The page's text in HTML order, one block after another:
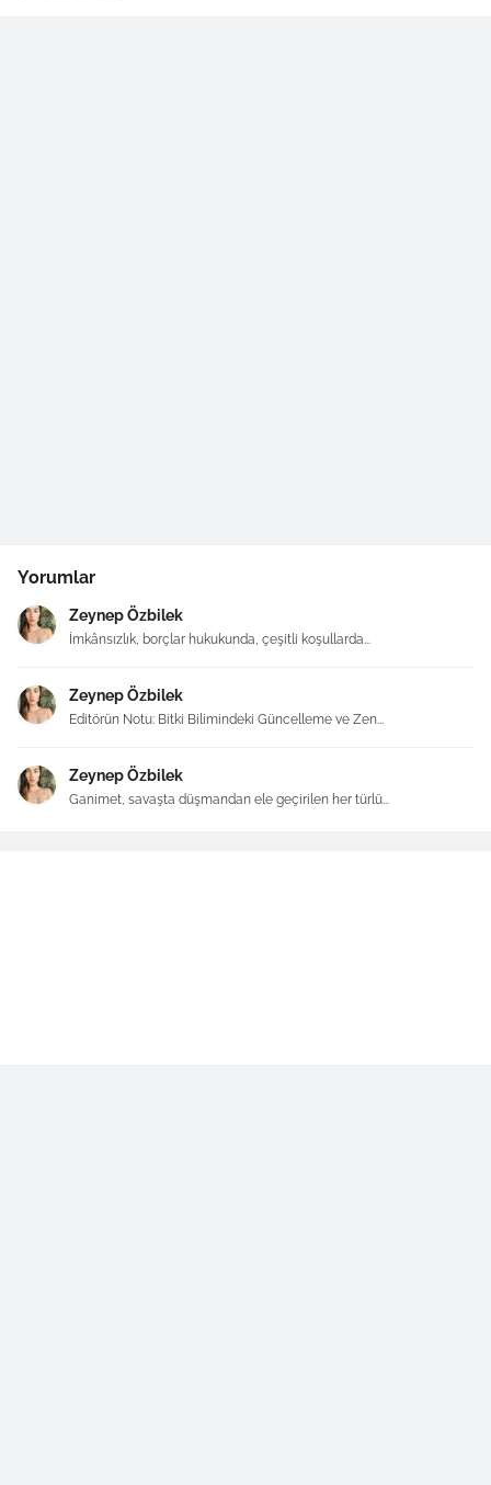
Yorumlar
Zeynep Özbilek
İmkânsızlık, borçlar hukukunda, çeşitli koşullarda...
Zeynep Özbilek
Editörün Notu: Bitki Bilimindeki Güncelleme ve Zen...
Zeynep Özbilek
Ganimet, savaşta düşmandan ele geçirilen her türlü...